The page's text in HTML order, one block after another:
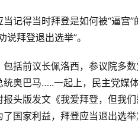
当记得当时拜登是如何被“逼宫
说拜登退出选举”。
包括前议长佩洛西，参议院多
统奥巴马…..一起上，民主党媒
报头版发文《我爱拜登，但我
了国家利益，拜登应当退出选